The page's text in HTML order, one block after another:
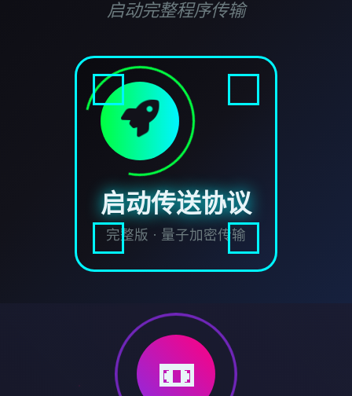
启动完整程序传输
启动传送协议
完整版 · 量子加密传输
📼